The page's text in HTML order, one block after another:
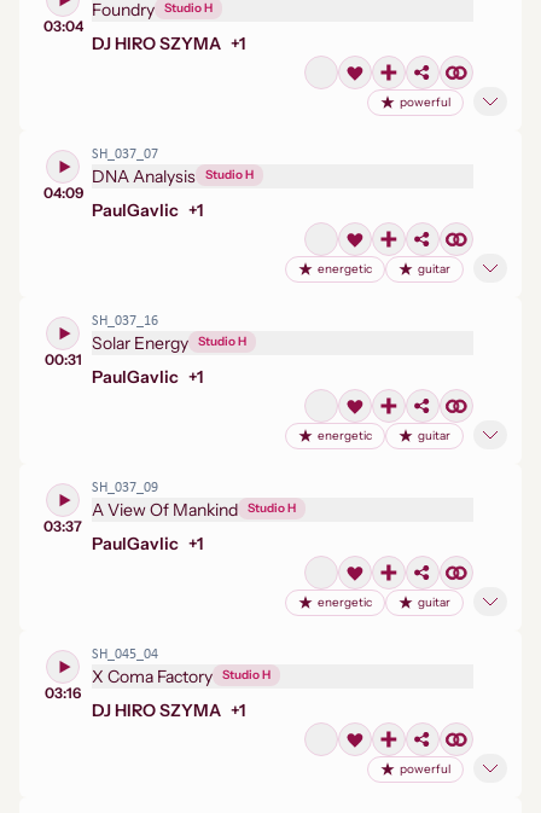
03:04
Foundry Studio H
DJ HIRO SZYMA +1
powerful
04:09
SH_037_07
DNA Analysis Studio H
PaulGavlic +1
energetic guitar
00:31
SH_037_16
Solar Energy Studio H
PaulGavlic +1
energetic guitar
03:37
SH_037_09
A View Of Mankind Studio H
PaulGavlic +1
energetic guitar
03:16
SH_045_04
X Coma Factory Studio H
DJ HIRO SZYMA +1
powerful